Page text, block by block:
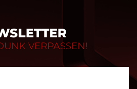
VERPASSEN!